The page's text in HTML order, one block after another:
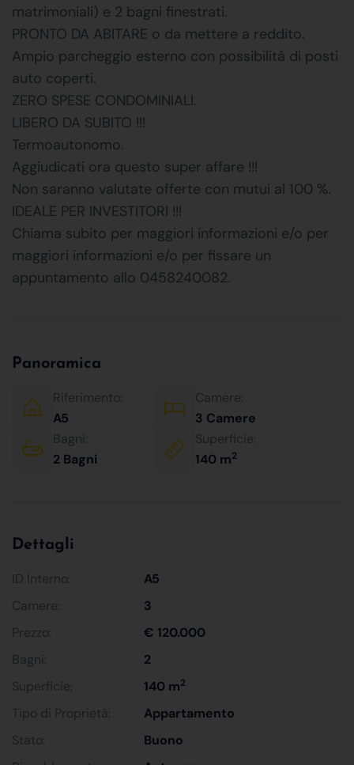
matrimoniali) e 2 bagni finestrati.
PRONTO DA ABITARE o da mettere a reddito.
Ampio parcheggio esterno con possibilità di posti
auto coperti.
ZERO SPESE CONDOMINIALI.
LIBERO DA SUBITO !!!
Termoautonomo.
Aggiudicati ora questo super affare !!!
Non saranno valutate offerte con mutui al 100 %.
IDEALE PER INVESTITORI !!!
Chiama subito per maggiori informazioni e/o per
maggiori informazioni e/o per fissare un
appuntamento allo 0458240082.
Panoramica
Riferimento:
A5
Camere:
3 Camere
Bagni:
2 Bagni
Superficie:
140 m2
Dettagli
ID Interno:
A5
Camere:
3
Prezzo:
€ 120.000
Bagni:
2
Superficie:
140 m2
Tipo di Proprietà:
Appartamento
Stato:
Buono